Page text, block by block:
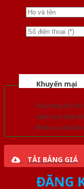
Khuyến mại
Quà tặng đồ
Giảm trực tiếp
Nhiều ưu đãi
TẢI BẢNG GIÁ
ĐĂNG